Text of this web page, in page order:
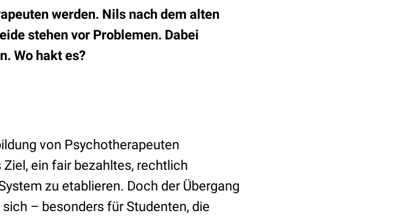
werden. Nils nach dem alten
stehen vor Problemen. Dabei
Wo hakt es?
von Psychotherapeuten
ein fair bezahltes, rechtlich
zu etablieren. Doch der Übergang
– besonders für Studenten, die